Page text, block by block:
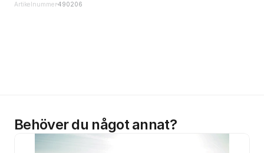
Artikelnummer490206
Behöver du något annat?